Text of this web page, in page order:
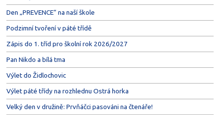
Den „PREVENCE“ na naší škole
Podzimní tvoření v páté třídě
Zápis do 1. tříd pro školní rok 2026/2027
Pan Nikdo a bílá tma
Výlet do Židlochovic
Výlet páté třídy na rozhlednu Ostrá horka
Velký den v družině: Prvňáčci pasováni na čtenáře!